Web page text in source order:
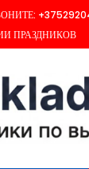
ПРАЗДНИКОВ